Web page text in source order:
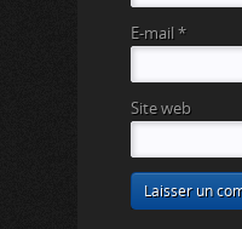
E-mail *
Site web